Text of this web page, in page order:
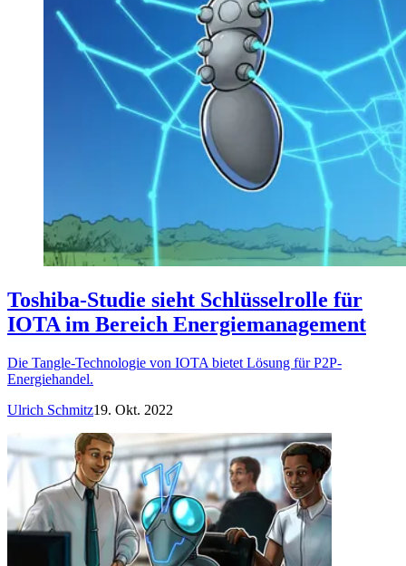
Toshiba-Studie sieht Schlüsselrolle für
IOTA im Bereich Energiemanagement
Die Tangle-Technologie von IOTA bietet Lösung für P2P-
Energiehandel.
Ulrich Schmitz19. Okt. 2022